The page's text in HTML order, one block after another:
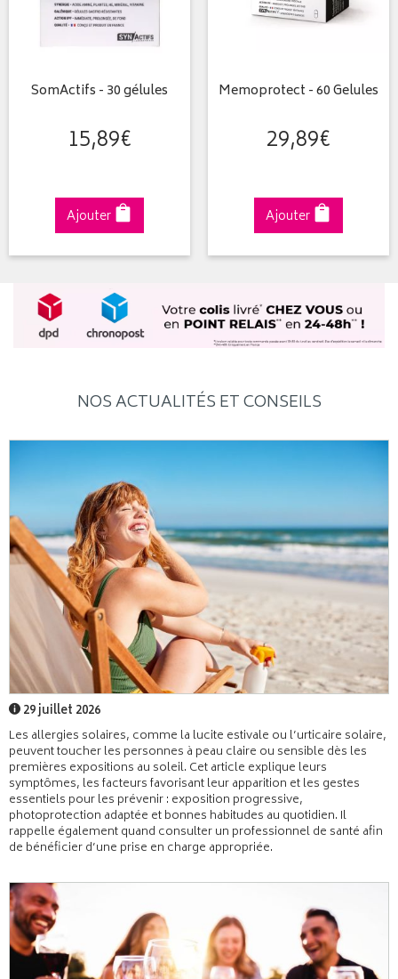
SomActifs - 30 gélules
15,89€
Ajouter
Memoprotect - 60 Gelules
29,89€
Ajouter
NOS ACTUALITÉS ET CONSEILS
29 juillet 2026
Les allergies solaires, comme la lucite estivale ou l’urticaire solaire,
peuvent toucher les personnes à peau claire ou sensible dès les
premières expositions au soleil. Cet article explique leurs
symptômes, les facteurs favorisant leur apparition et les gestes
essentiels pour les prévenir : exposition progressive,
photoprotection adaptée et bonnes habitudes au quotidien. Il
rappelle également quand consulter un professionnel de santé afin
de bénéficier d’une prise en charge appropriée.